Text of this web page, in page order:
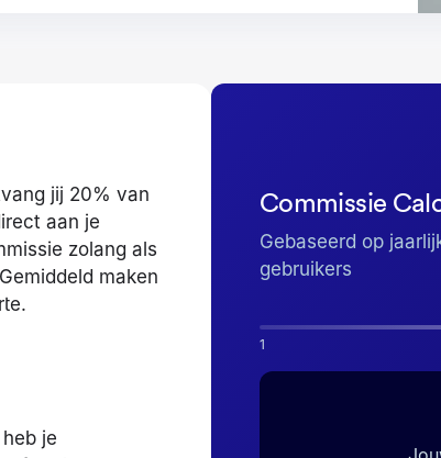
jij 20% van
aan je
zolang als
maken
je
Commissie
Gebaseerd op
gebruikers
1